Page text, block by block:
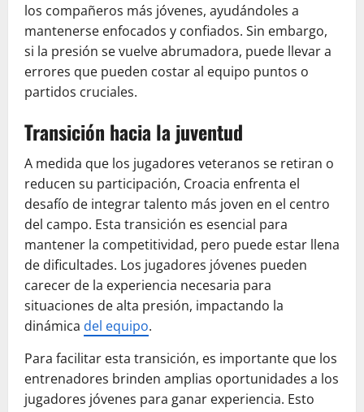
los compañeros más jóvenes, ayudándoles a
mantenerse enfocados y confiados. Sin embargo,
si la presión se vuelve abrumadora, puede llevar a
errores que pueden costar al equipo puntos o
partidos cruciales.
Transición hacia la juventud
A medida que los jugadores veteranos se retiran o
reducen su participación, Croacia enfrenta el
desafío de integrar talento más joven en el centro
del campo. Esta transición es esencial para
mantener la competitividad, pero puede estar llena
de dificultades. Los jugadores jóvenes pueden
carecer de la experiencia necesaria para
situaciones de alta presión, impactando la
dinámica del equipo.
Para facilitar esta transición, es importante que los
entrenadores brinden amplias oportunidades a los
jugadores jóvenes para ganar experiencia. Esto